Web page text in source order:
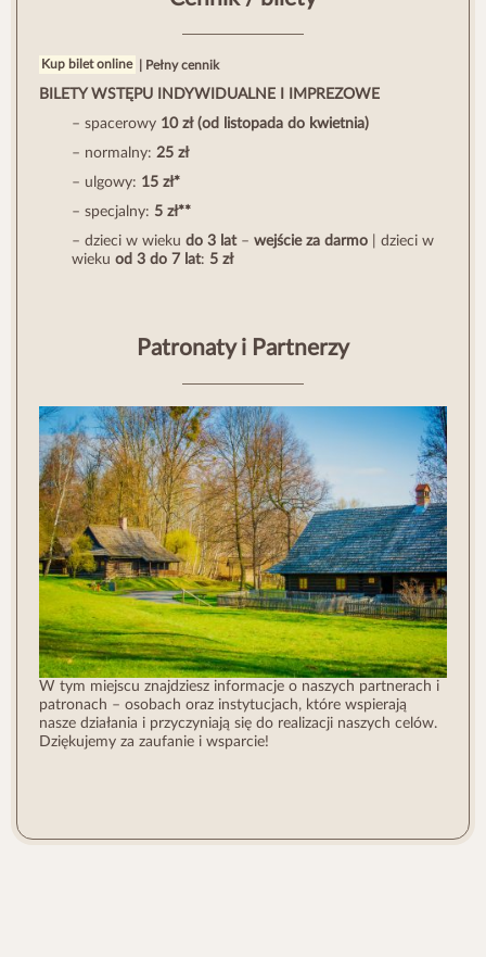
Kup bilet online Pełny cennik
BILETY WSTĘPU INDYWIDUALNE I IMPREZOWE
– spacerowy 10 zł (od listopada do kwietnia)
– normalny: 25 zł
– ulgowy: 15 zł*
– specjalny: 5 zł**
– dzieci w wieku do 3 lat– wejście za darmo | dzieci w
wieku od 3 do 7 lat: 5 zł
Patronaty i Partnerzy
W tym miejscu znajdziesz informacje o naszych partnerach i
patronach – osobach oraz instytucjach, które wspierają
nasze działania i przyczyniają się do realizacji naszych celów.
Dziękujemy za zaufanie i wsparcie!